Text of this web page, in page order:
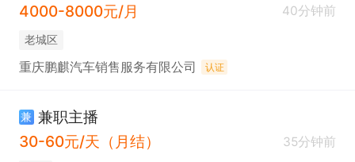
4000-8000元/月
40分钟前
老城区
重庆鹏麒汽车销售服务有限公司 认证
兼 兼职主播
30-60元/天（月结）
35分钟前